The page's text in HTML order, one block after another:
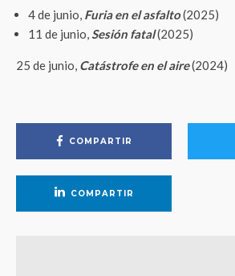
4 de junio, Furia en el asfalto(2025)
11 de junio,Sesión fatal(2025)
25 de junio, Catástrofe en el aire(2024)
COMPARTIR
COMPARTIR